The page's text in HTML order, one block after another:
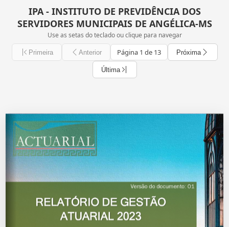
IPA - INSTITUTO DE PREVIDÊNCIA DOS
SERVIDORES MUNICIPAIS DE ANGÉLICA-MS
Use as setas do teclado ou clique para navegar
Primeira Anterior Página 1 de 13 Próxima
Última